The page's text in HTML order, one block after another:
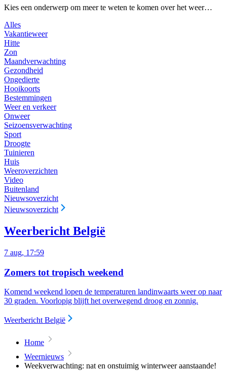
Kies een onderwerp om meer te weten te komen over het weer…
Alles
Vakantieweer
Hitte
Zon
Maandverwachting
Gezondheid
Ongedierte
Hooikoorts
Bestemmingen
Weer en verkeer
Onweer
Seizoensverwachting
Sport
Droogte
Tuinieren
Huis
Weeroverzichten
Video
Buitenland
Nieuwsoverzicht
Nieuwsoverzicht
Weerbericht België
7 aug, 17:59
Zomers tot tropisch weekend
Komend weekend lopen de temperaturen landinwaarts weer op naar
30 graden. Voorlopig blijft het overwegend droog en zonnig.
Weerbericht België
Home
Weernieuws
Weekverwachting: nat en onstuimig winterweer aanstaande!